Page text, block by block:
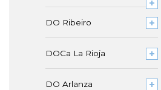
DO Ribeiro
DOCa La Rioja
DO Arlanza